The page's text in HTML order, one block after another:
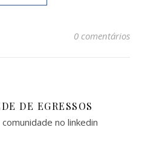
0 comentários
DE EGRESSOS
no linkedin